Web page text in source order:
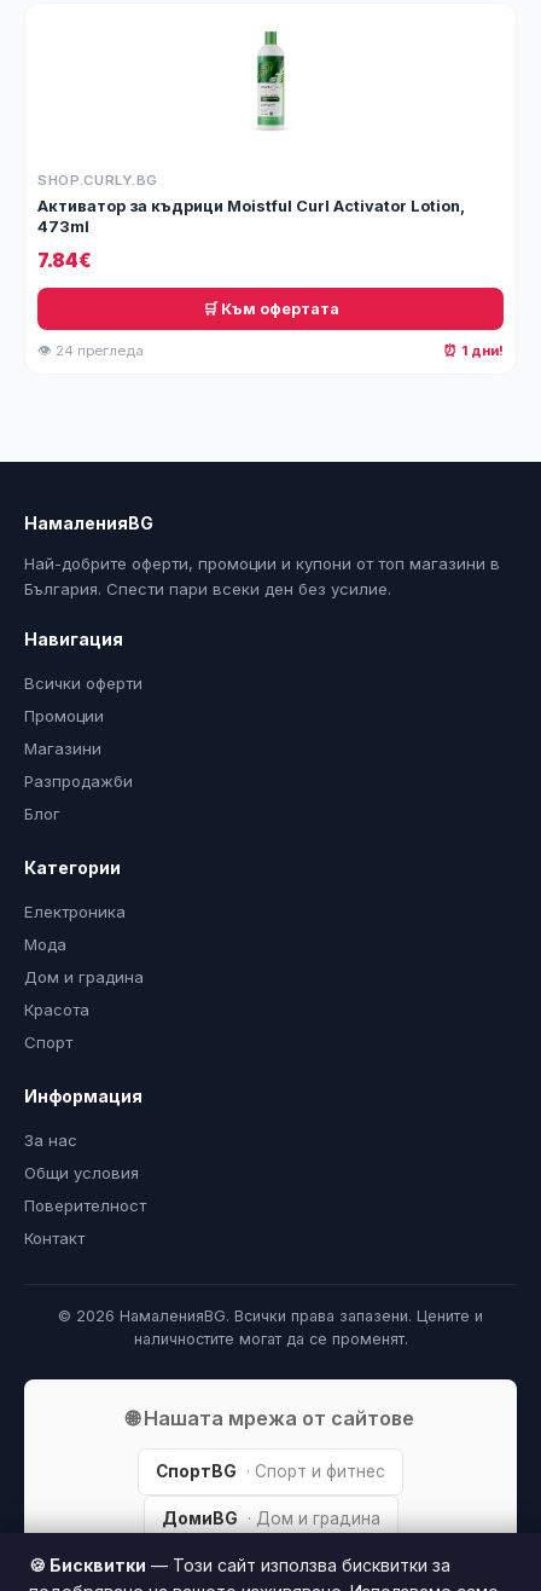
SHOP.CURLY.BG
Активатор за къдрици Moistful Curl Activator Lotion,
473ml
7.84€
🛒 Към офертата
👁 24 прегледа ⏰ 1 дни!
НамаленияBG
Най-добрите оферти, промоции и купони от топ магазини в
България. Спести пари всеки ден без усилие.
Навигация
Всички оферти
Промоции
Магазини
Разпродажби
Блог
Категории
Електроника
Мода
Дом и градина
Красота
Спорт
Информация
За нас
Общи условия
Поверителност
Контакт
© 2026 НамаленияBG. Всички права запазени. Цените и
наличностите могат да се променят.
🌐 Нашата мрежа от сайтове
СпортBG · Спорт и фитнес
ДомиBG · Дом и градина
БижутаBG · Бижута и часовници
🍪 Бисквитки — Този сайт използва бисквитки за